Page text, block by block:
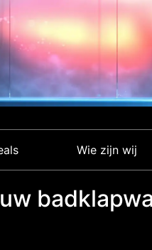
Wie zijn wij